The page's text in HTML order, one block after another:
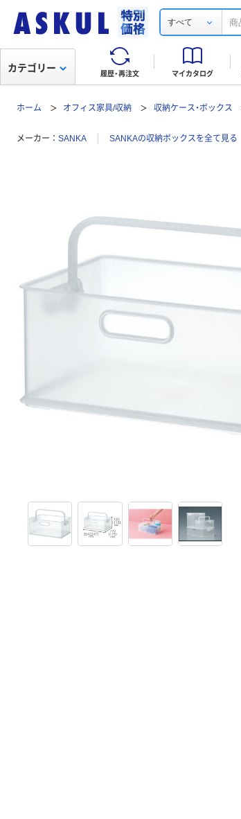
すべて
履歴・再注文 マイカタログ
カテゴリー
ホーム オフィス家具/収納 収納ケース・ボックス
メーカー SANKA SANKAの収納ボックスを全て見る